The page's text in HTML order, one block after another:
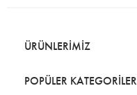
ÜRÜNLERİMİZ
POPÜLER KATEGORİLER